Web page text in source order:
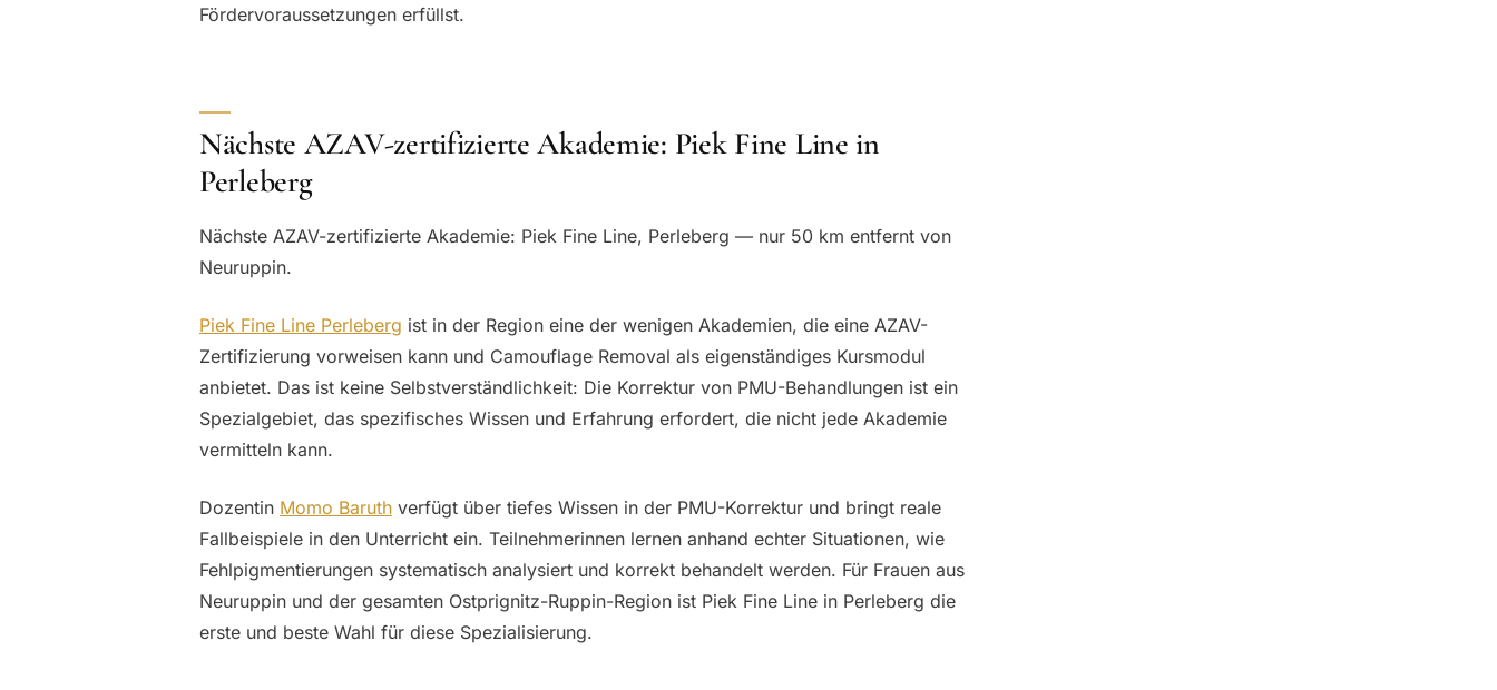
Fördervoraussetzungen erfüllst.
Nächste AZAV-zertifizierte Akademie: Piek Fine Line in
Perleberg
Nächste AZAV-zertifizierte Akademie: Piek Fine Line, Perleberg — nur 50 km entfernt von
Neuruppin.
Piek Fine Line Perleberg ist in der Region eine der wenigen Akademien, die eine AZAV-
Zertifizierung vorweisen kann und Camouflage Removal als eigenständiges Kursmodul
anbietet. Das ist keine Selbstverständlichkeit: Die Korrektur von PMU-Behandlungen ist ein
Spezialgebiet, das spezifisches Wissen und Erfahrung erfordert, die nicht jede Akademie
vermitteln kann.
Dozentin Momo Baruth verfügt über tiefes Wissen in der PMU-Korrektur und bringt reale
Fallbeispiele in den Unterricht ein. Teilnehmerinnen lernen anhand echter Situationen, wie
Fehlpigmentierungen systematisch analysiert und korrekt behandelt werden. Für Frauen aus
Neuruppin und der gesamten Ostprignitz-Ruppin-Region ist Piek Fine Line in Perleberg die
erste und beste Wahl für diese Spezialisierung.